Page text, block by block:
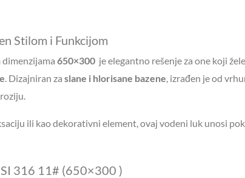
Stilom i Funkcijom
dimenzijama 650×300 je elegantno rešenje za one koji
. Dizajniran za slane i hlorisane bazene , izrađen je od
ili kao dekorativni element, ovaj vodeni luk unosi
316 11# (650×300 )